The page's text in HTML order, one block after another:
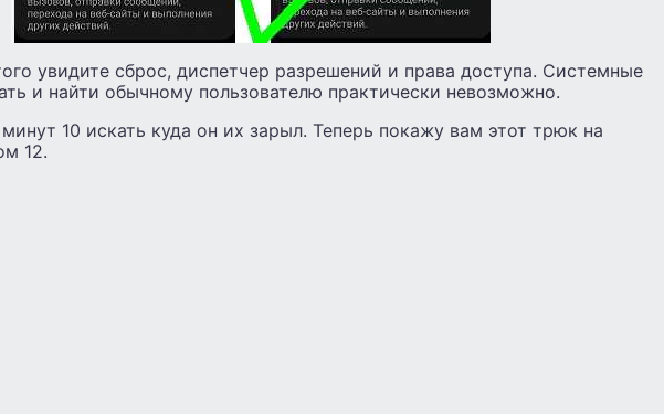
увидите сброс, диспетчер разрешений и права доступа. Системные
и найти обычному пользователю практически невозможно.
10 искать куда он их зарыл. Теперь покажу вам этот трюк на
12.